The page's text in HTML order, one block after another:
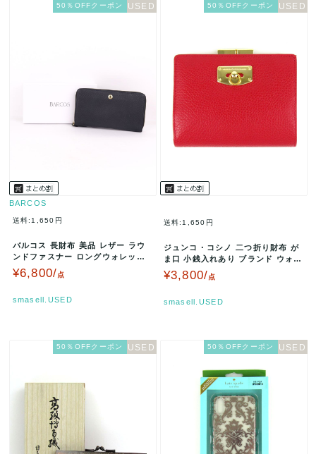
50％OFFクーポン
BARCOS
送料:1,650円
バルコス 長財布 美品 レザー ラウ
ンドファスナー ロングウォレット
小物 黒 レディース メンズ …
¥6,800/点
smasell.USED
50％OFFクーポン
送料:1,650円
ジュンコ・コシノ 二つ折り財布 が
ま口 小銭入れあり ブランド ウォレ
ット レディース レッド JU…
¥3,800/点
smasell.USED
50％OFFクーポン 50％OFFクーポン